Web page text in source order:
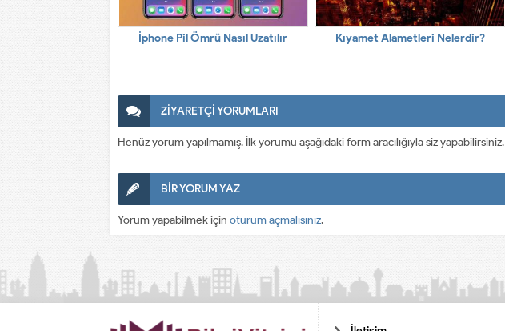
İphone Pil Ömrü Nasıl Uzatılır Kıyamet Alametleri Nelerdir?
ZİYARETÇİ YORUMLARI
Henüz yorum yapılmamış. İlk yorumu aşağıdaki form aracılığıyla siz yapabilirsiniz.
BİR YORUM YAZ
Yorum yapabilmek için oturum açmalısınız.